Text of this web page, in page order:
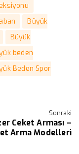
Büyük
Büyük
beden
Beden Spor
Sonraki
Ceket Arması –
Arma Modelleri